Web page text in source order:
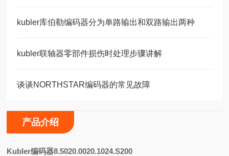
kubler库伯勒编码器分为单路输出和双路输出两种
kubler联轴器零部件损伤时处理步骤讲解
谈谈NORTHSTAR编码器的常见故障
产品介绍
Kubler编码器8.5020.0020.1024.S200